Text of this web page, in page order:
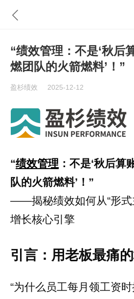
“绩效管理：不是‘秋后
燃团队的火箭燃料’！”
盈杉绩效 2025-12-12
“绩效管理 ：不是‘秋后算
队的火箭燃料’！”
——揭秘绩效如何从“形式
增长核心引擎
引言：用老板最痛
“为什么员工每月领工资